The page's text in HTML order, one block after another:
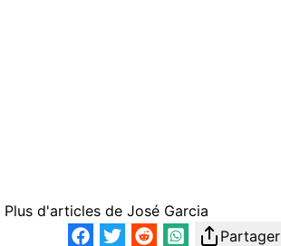
Plus d'articles de José Garcia
Partager